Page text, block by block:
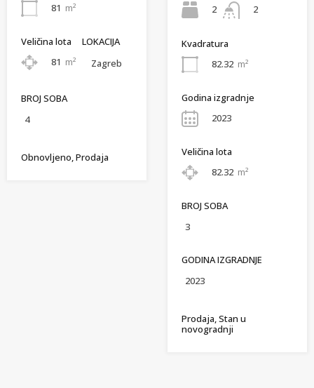
81 m²
Veličina lota
81 m²
LOKACIJA
Zagreb
BROJ SOBA
4
Obnovljeno, Prodaja
2
2
Kvadratura
82.32 m²
Godina izgradnje
2023
Veličina lota
82.32 m²
BROJ SOBA
3
GODINA IZGRADNJE
2023
Prodaja, Stan u
novogradnji